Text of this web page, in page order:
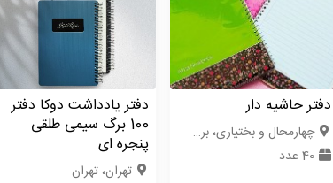
دفتر حاشیه دار
چهارمحال و بختیاری، بروجن
40 عدد
دفتر یادداشت دوکا دفتر
100 برگ سیمی طلقی
پنجره ای
تهران، تهران